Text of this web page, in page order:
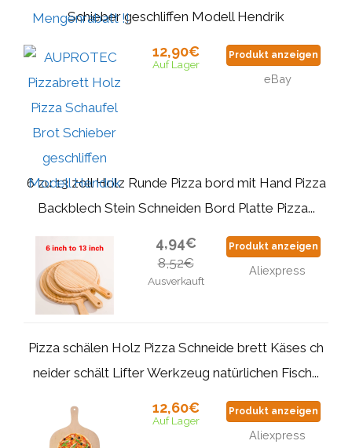
Schieber geschliffen Modell Hendrik
12,90€
Auf Lager
Produkt anzeigen
eBay
6 zu 13 zoll Holz Runde Pizza bord mit Hand Pizza
Backblech Stein Schneiden Bord Platte Pizza...
4,94€
8,52€
Ausverkauft
Produkt anzeigen
Aliexpress
Pizza schälen Holz Pizza Schneide brett Käses ch
neider schält Lifter Werkzeug natürlichen Fisch...
12,60€
Auf Lager
Produkt anzeigen
Aliexpress